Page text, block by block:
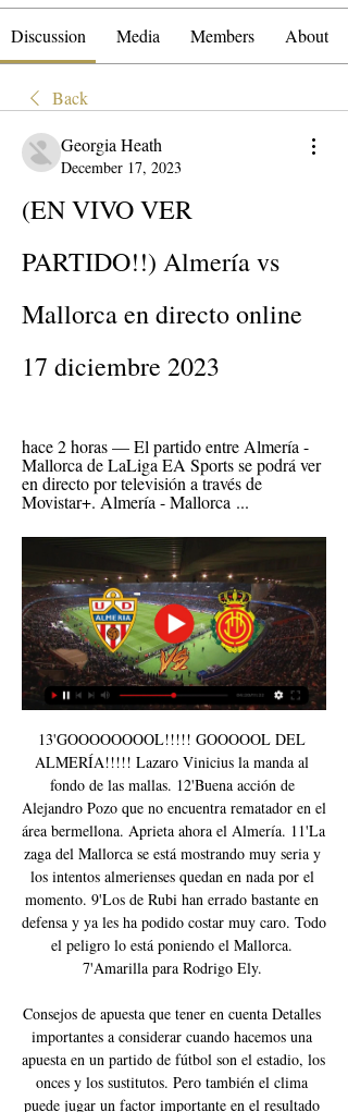
Discussion Media Members About
Back
Georgia Heath
December 17, 2023
(EN VIVO VER
PARTIDO!!) Almería vs
Mallorca en directo online
17 diciembre 2023
hace 2 horas — El partido entre Almería -
Mallorca de LaLiga EA Sports se podrá ver
en directo por televisión a través de
Movistar+. Almería - Mallorca ...
13'GOOOOOOOOL!!!!! GOOOOOL DEL
ALMERÍA!!!!! Lazaro Vinicius la manda al
fondo de las mallas. 12'Buena acción de
Alejandro Pozo que no encuentra rematador en el
área bermellona. Aprieta ahora el Almería. 11'La
zaga del Mallorca se está mostrando muy seria y
los intentos almerienses quedan en nada por el
momento. 9'Los de Rubi han errado bastante en
defensa y ya les ha podido costar muy caro. Todo
el peligro lo está poniendo el Mallorca.
7'Amarilla para Rodrigo Ely.
Consejos de apuesta que tener en cuenta Detalles
importantes a considerar cuando hacemos una
apuesta en un partido de fútbol son el estadio, los
onces y los sustitutos. Pero también el clima
puede jugar un factor importante en el resultado